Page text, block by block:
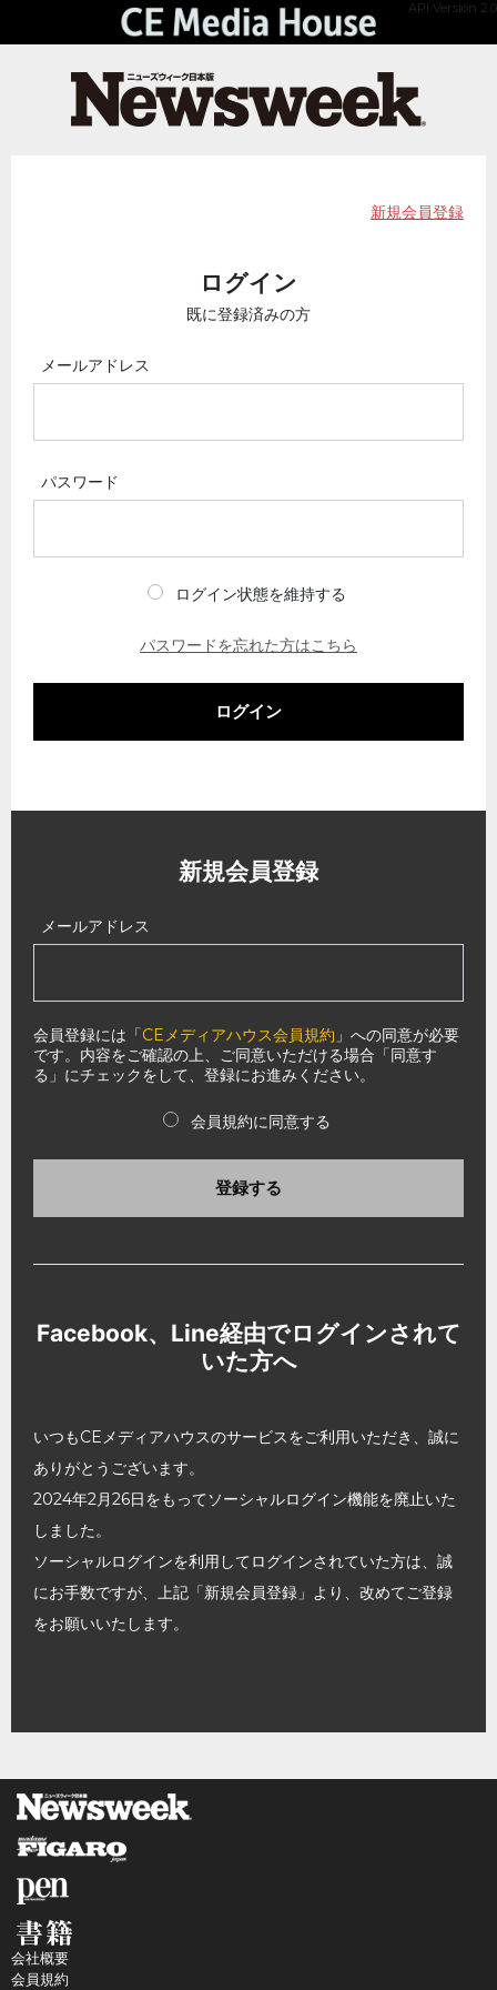
API Version 2.0
新規会員登録
ログイン
既に登録済みの方
メールアドレス
パスワード
ログイン状態を維持する
パスワードを忘れた方はこちら
ログイン
新規会員登録
メールアドレス
会員登録には「CEメディアハウス会員規約 」への同意が必要
です。内容をご確認の上、ご同意いただける場合「同意す
る」にチェックをして、登録にお進みください。
会員規約に同意する
登録する
Facebook、Line経由でログインされて
いた方へ
いつもCEメディアハウスのサービスをご利用いただき、誠に
ありがとうございます。
2024年2月26日をもってソーシャルログイン機能を廃止いた
しました。
ソーシャルログインを利用してログインされていた方は、誠
にお手数ですが、上記「新規会員登録」より、改めてご登録
をお願いいたします。
会社概要
会員規約